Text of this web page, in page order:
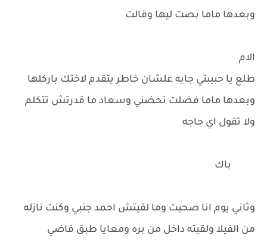
وبعدها ماما بصت ليها وقالت
الام
طلع يا حبيبتي جايه علشان خاطر يتقدم لاختك باركلها
وبعدها ماما فضلت تحضني وسعاد ما قدرتش تتكلم
ولا تقول اي حاجه
باك
وثاني يوم انا صحيت وما لقيتش احمد جنبي وكنت نازله
من الفيلا ولقيته داخل من بره ومعايا طبق فاضي